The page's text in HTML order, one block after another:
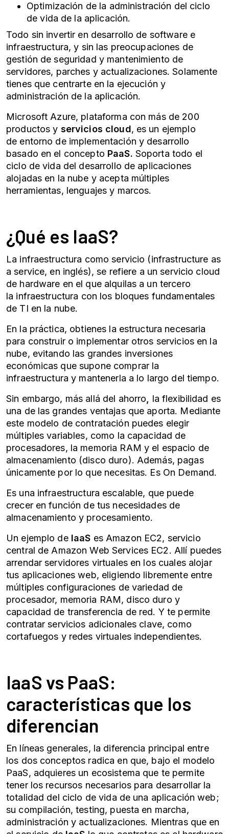
Optimización de la administración del ciclo
de vida de la aplicación.
Todo sin invertir en desarrollo de software e
infraestructura, y sin las preocupaciones de
gestión de seguridad y mantenimiento de
servidores, parches y actualizaciones. Solamente
tienes que centrarte en la ejecución y
administración de la aplicación.
Microsoft Azure, plataforma con más de 200
productos y servicios cloud, es un ejemplo
de entorno de implementación y desarrollo
basado en el concepto PaaS. Soporta todo el
ciclo de vida del desarrollo de aplicaciones
alojadas en la nube y acepta múltiples
herramientas, lenguajes y marcos.
¿Qué es IaaS?
La infraestructura como servicio (infrastructure as
a service, en inglés), se refiere a un servicio cloud
de hardware en el que alquilas a un tercero
la infraestructura con los bloques fundamentales
de TI en la nube.
En la práctica, obtienes la estructura necesaria
para construir o implementar otros servicios en la
nube, evitando las grandes inversiones
económicas que supone comprar la
infraestructura y mantenerla a lo largo del tiempo.
Sin embargo, más allá del ahorro
la flexibilidad es
una de las grandes ventajas que aporta. Mediante
este modelo de contratación puedes elegir
múltiples variables, como la capacidad de
procesadores, la memoria RAM y el espacio de
almacenamiento (disco duro). Además, pagas
únicamente por lo que necesitas. Es On Demand.
Es una infraestructura escalable, que puede
crecer en función de tus necesidades de
almacenamiento y procesamiento.
Un ejemplo de IaaS es Amazon EC2, servicio
central de Amazon Web Services EC2. Allí puedes
arrendar servidores virtuales en los cuales alojar
tus aplicaciones web, eligiendo libremente entre
múltiples configuraciones de variedad de
procesador, memoria RAM, disco duro y
capacidad de transferencia de red. Y te permite
contratar servicios adicionales clave, como
cortafuegos y redes virtuales independientes.
IaaS vs PaaS:
características que los
diferencian
En líneas generales, la diferencia principal entre
los dos conceptos radica en que, bajo el modelo
PaaS, adquieres un ecosistema que te permite
tener los recursos necesarios para desarrollar la
totalidad del ciclo de vida de una aplicación web;
su compilación, testing, puesta en marcha,
administración y actualizaciones. Mientras que en